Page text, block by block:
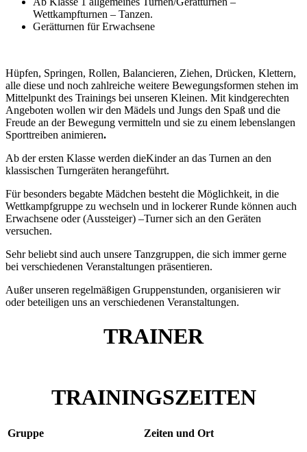
Wettkampfturnen – Tanzen.
Gerätturnen für Erwachsene
Hüpfen, Springen, Rollen, Balancieren, Ziehen, Drücken, Klettern,
alle diese und noch zahlreiche weitere Bewegungsformen stehen im
Mittelpunkt des Trainings bei unseren Kleinen. Mit kindgerechten
Angeboten wollen wir den Mädels und Jungs den Spaß und die
Freude an der Bewegung vermitteln und sie zu einem lebenslangen
Sporttreiben animieren.
Ab der ersten Klasse werden dieKinder an das Turnen an den
klassischen Turngeräten herangeführt.
Für besonders begabte Mädchen besteht die Möglichkeit, in die
Wettkampfgruppe zu wechseln und in lockerer Runde können auch
Erwachsene oder (Aussteiger) –Turner sich an den Geräten
versuchen.
Sehr beliebt sind auch unsere Tanzgruppen, die sich immer gerne
bei verschiedenen Veranstaltungen präsentieren.
Außer unseren regelmäßigen Gruppenstunden, organisieren wir
oder beteiligen uns an verschiedenen Veranstaltungen.
TRAINER
TRAININGSZEITEN
Gruppe Zeiten und Ort